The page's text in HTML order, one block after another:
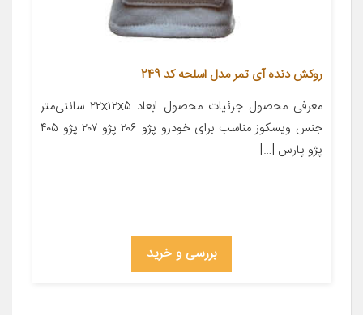
روکش دنده آی تمر مدل اسلحه کد 249
معرفی محصول جزئیات محصول ابعاد ۲۲x۱۲x۵ سانتی‌متر
جنس ویسکوز مناسب برای خودرو پژو ۲۰۶ پژو ۲۰۷ پژو ۴۰۵
پژو پارس […]
بررسی و خرید